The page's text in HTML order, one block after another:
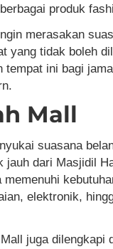
produk
merasakan
yang tidak boleh
tempat ini bagi
Mall
suasana
jauh dari Masjidil
elektronik,
juga dilengkapi